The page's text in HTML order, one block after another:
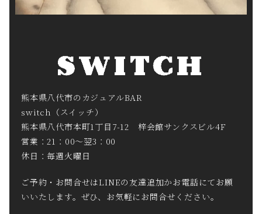
熊本県八代市のカジュアルBAR
switch（スイッチ）
熊本県八代市本町1丁目7-12 梓会館サンクスビル4F
営業：21：00～翌3：00
休日：毎週火曜日
ご予約・お問合せはLINEの友達追加かお電話にてお願
いいたします。ぜひ、お気軽にお問合せください。